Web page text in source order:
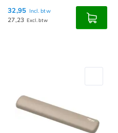
32,95 Incl. btw
27,23 Excl. btw